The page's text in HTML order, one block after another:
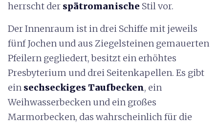
herrscht der spätromanische Stil vor.
Der Innenraum ist in drei Schiffe mit jeweils
fünf Jochen und aus Ziegelsteinen gemauerten
Pfeilern gegliedert, besitzt ein erhöhtes
Presbyterium und drei Seitenkapellen. Es gibt
ein sechseckiges Taufbecken, ein
Weihwasserbecken und ein großes
Marmorbecken, das wahrscheinlich für die